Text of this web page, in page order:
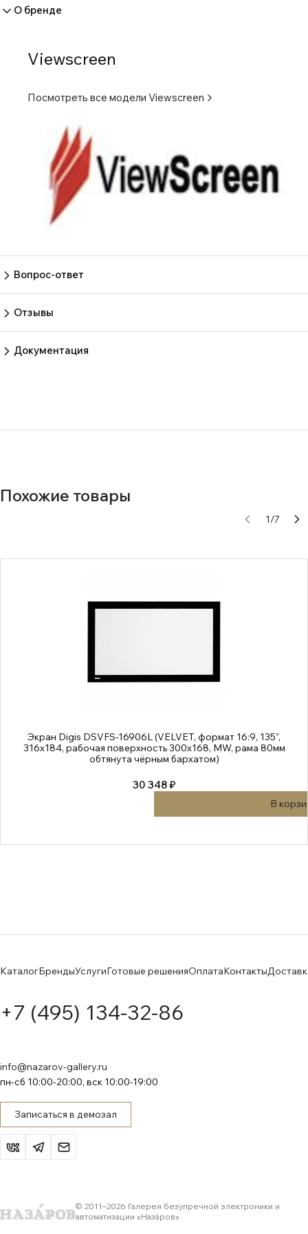
О бренде
Viewscreen
Посмотреть все модели Viewscreen
Вопрос-ответ
Отзывы
Документация
Похожие товары
1/7
Экран Digis DSVFS-16906L (VELVET, формат 16:9, 135",
316x184, рабочая поверхность 300x168, MW, рама 80мм
обтянута чёрным бархатом)
30 348 ₽
В
КаталогБрендыУслугиГотовые решенияОплатаКонтакты
+7 (495) 134-32-86
info@nazarov-gallery.ru
пн-сб 10:00-20:00, вск 10:00-19:00
Записаться в демозал
© 2011–2026 Галерея безупречной электроники и
автоматизации «Назáров»